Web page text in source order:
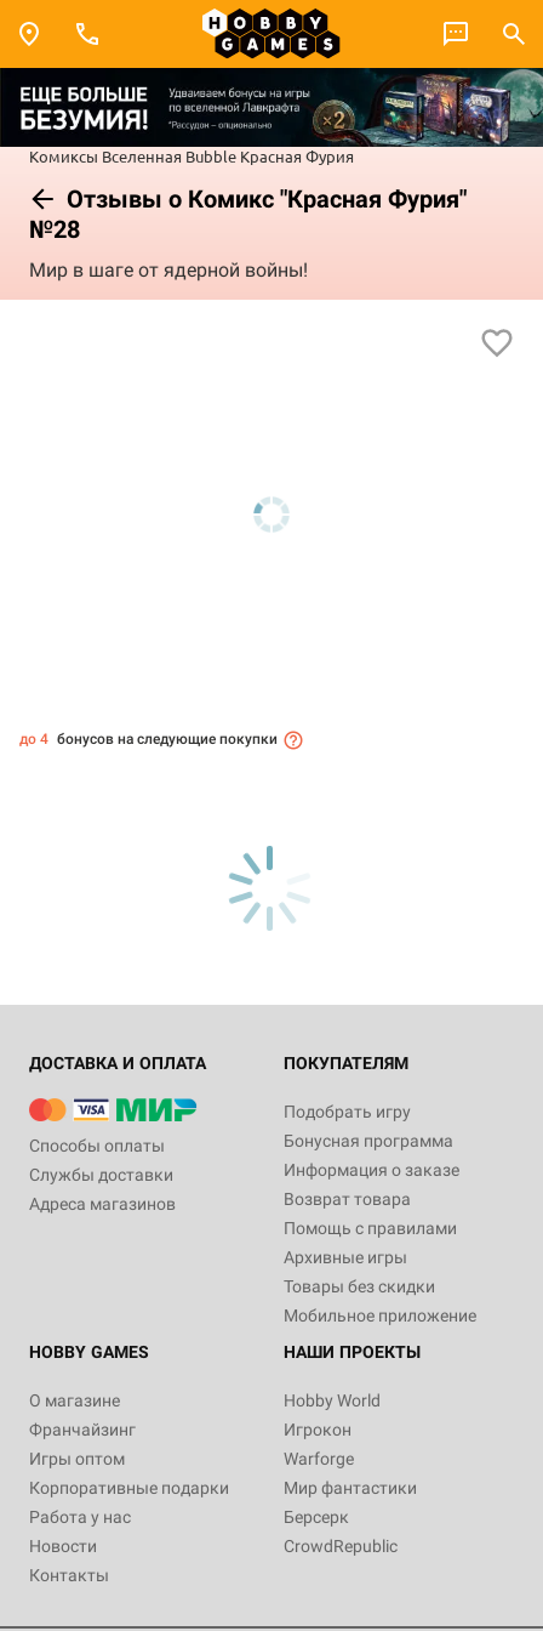
Комиксы Вселенная Bubble Красная Фурия
Отзывы о Комикс "Красная Фурия"
№28
Мир в шаге от ядерной войны!
до 4 бонусов на следующие покупки
ДОСТАВКА И ОПЛАТА
Способы оплаты
Службы доставки
Адреса магазинов
ПОКУПАТЕЛЯМ
Подобрать игру
Бонусная программа
Информация о заказе
Возврат товара
Помощь с правилами
Архивные игры
Товары без скидки
Мобильное приложение
HOBBY GAMES
О магазине
Франчайзинг
Игры оптом
Корпоративные подарки
Работа у нас
Новости
Контакты
НАШИ ПРОЕКТЫ
Hobby World
Игрокон
Warforge
Мир фантастики
Берсерк
CrowdRepublic